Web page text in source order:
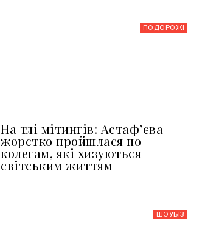
ПОДОРОЖІ
На тлі мітингів: Астафʼєва
жорстко пройшлася по
колегам, які хизуються
світським життям
ШОУБIЗ